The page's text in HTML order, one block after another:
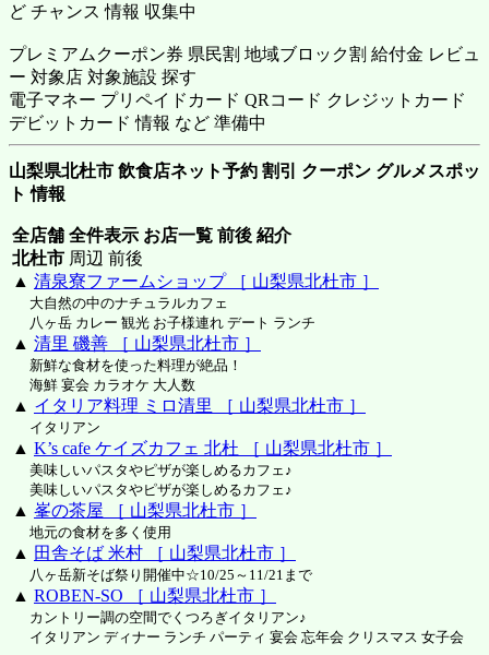
ど チャンス 情報 収集中
プレミアムクーポン券 県民割 地域ブロック割 給付金 レビュ
ー 対象店 対象施設 探す
電子マネー プリペイドカード QRコード クレジットカード
デビットカード 情報 など 準備中
山梨県北杜市 飲食店ネット予約 割引 クーポン グルメスポッ
ト 情報
全店舗 全件表示 お店一覧 前後 紹介
北杜市 周辺 前後
▲ 清泉寮ファームショップ ［ 山梨県北杜市 ］
大自然の中のナチュラルカフェ
八ヶ岳 カレー 観光 お子様連れ デート ランチ
▲ 清里 磯善 ［ 山梨県北杜市 ］
新鮮な食材を使った料理が絶品！
海鮮 宴会 カラオケ 大人数
▲ イタリア料理 ミロ清里 ［ 山梨県北杜市 ］
イタリアン
▲ K’s cafe ケイズカフェ 北杜 ［ 山梨県北杜市 ］
美味しいパスタやピザが楽しめるカフェ♪
美味しいパスタやピザが楽しめるカフェ♪
▲ 峯の茶屋 ［ 山梨県北杜市 ］
地元の食材を多く使用
▲ 田舎そば 米村 ［ 山梨県北杜市 ］
八ヶ岳新そば祭り開催中☆10/25～11/21まで
▲ ROBEN-SO ［ 山梨県北杜市 ］
カントリー調の空間でくつろぎイタリアン♪
イタリアン ディナー ランチ パーティ 宴会 忘年会 クリスマス 女子会